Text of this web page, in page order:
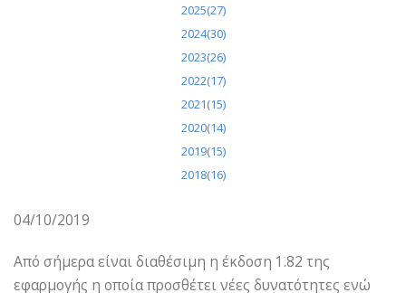
2025(27)
2024(30)
2023(26)
2022(17)
2021(15)
2020(14)
2019(15)
2018(16)
04/10/2019
Από σήμερα είναι διαθέσιμη η έκδοση 1.82 της
εφαρμογής η οποία προσθέτει νέες δυνατότητες ενώ